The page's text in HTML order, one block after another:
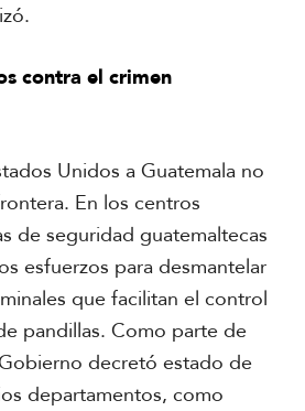
contra el crimen
Unidos a Guatemala no
En los centros
de seguridad guatemaltecas
esfuerzos para desmantelar
que facilitan el control
pandillas. Como parte de
decretó estado de
departamentos, como